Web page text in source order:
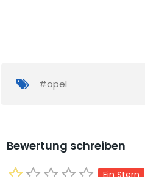
#opel
Bewertung schreiben